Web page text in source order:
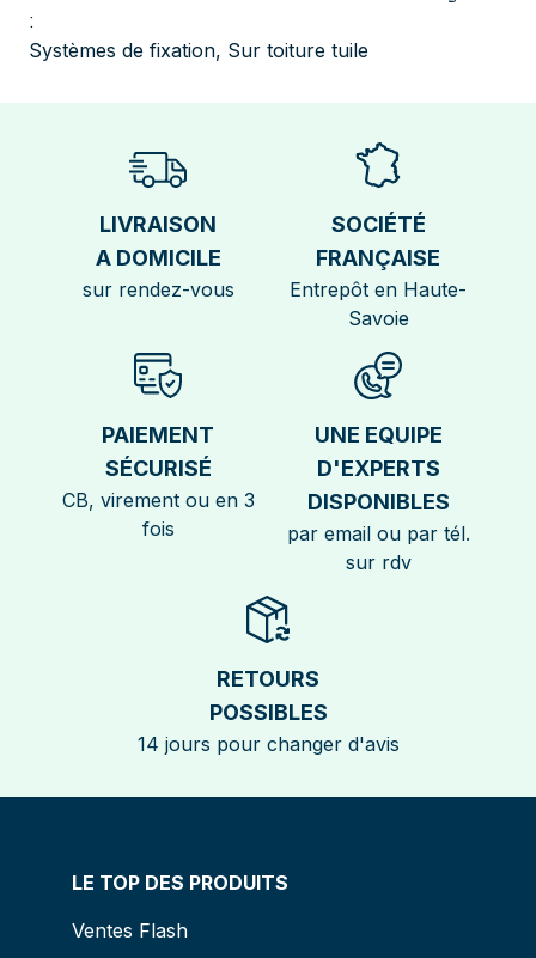
:
Systèmes de fixation, Sur toiture tuile
LIVRAISON
A DOMICILE
sur rendez-vous
SOCIÉTÉ
FRANÇAISE
Entrepôt en Haute-
Savoie
PAIEMENT
SÉCURISÉ
CB, virement ou en 3
fois
UNE EQUIPE
D'EXPERTS
DISPONIBLES
par email ou par tél.
sur rdv
RETOURS
POSSIBLES
14 jours pour changer d'avis
LE TOP DES PRODUITS
Ventes Flash